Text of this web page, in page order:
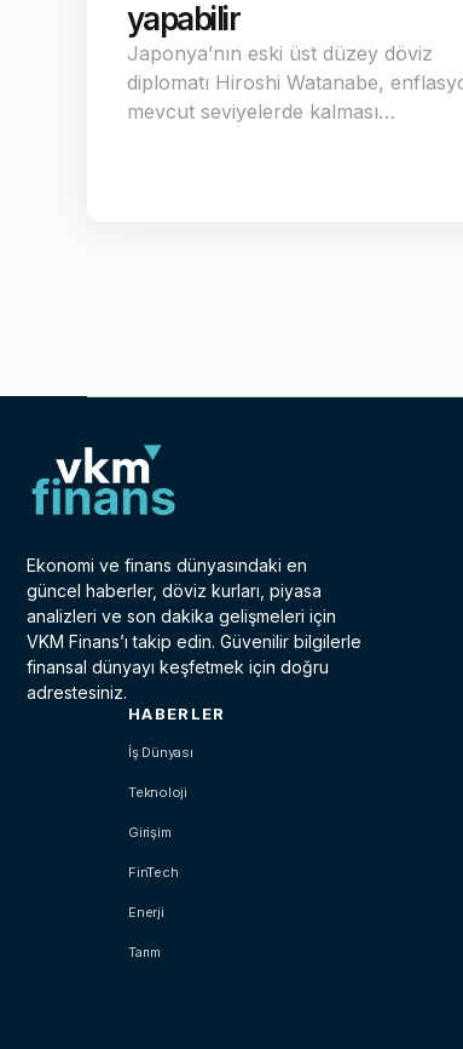
yapabilir
Japonya’nın eski üst düzey döviz
diplomatı Hiroshi Watanabe,
mevcut seviyelerde kalması…
Ekonomi ve finans dünyasındaki en
güncel haberler, döviz kurları, piyasa
analizleri ve son dakika gelişmeleri için
VKM Finans’ı takip edin. Güvenilir bilgilerle
finansal dünyayı keşfetmek için doğru
adrestesiniz.
HABERLER
İş Dünyası
Teknoloji
Girişim
FinTech
Enerji
Tarım